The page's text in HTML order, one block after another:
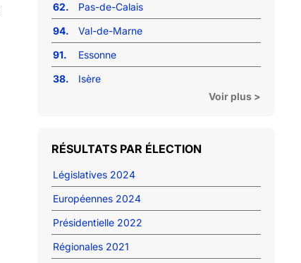
62.
Pas-de-Calais
94.
Val-de-Marne
91.
Essonne
38.
Isère
Voir plus >
RÉSULTATS PAR ÉLECTION
Législatives 2024
Européennes 2024
Présidentielle 2022
Régionales 2021